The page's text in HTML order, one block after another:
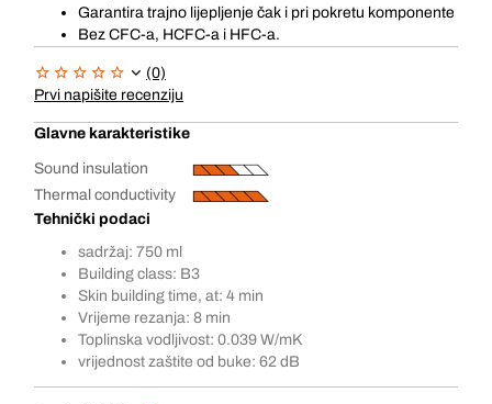
Garantira trajno lijepljenje čak i pri pokretu komponente
Bez CFC-a, HCFC-a i HFC-a.
(0)
Prvi napišite recenziju
Glavne karakteristike
Sound insulation
Thermal conductivity
Tehnički podaci
sadržaj: 750 ml
Building class: B3
Skin building time, at: 4 min
Vrijeme rezanja: 8 min
Toplinska vodljivost: 0.039 W/mK
vrijednost zaštite od buke: 62 dB